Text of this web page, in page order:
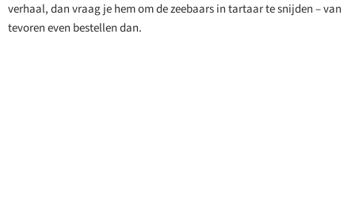
verhaal, dan vraag je hem om de zeebaars in tartaar te snijden – van
tevoren even bestellen dan.